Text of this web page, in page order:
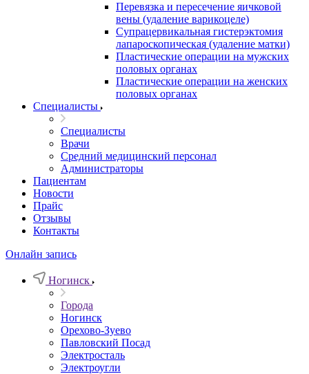
Перевязка и пересечение яичковой
вены (удаление варикоцеле)
Супрацервикальная гистерэктомия
лапароскопическая (удаление матки)
Пластические операции на мужских
половых органах
Пластические операции на женских
половых органах
Специалисты
Специалисты
Врачи
Средний медицинский персонал
Администраторы
Пациентам
Новости
Прайс
Отзывы
Контакты
Онлайн запись
Ногинск
Города
Ногинск
Орехово-Зуево
Павловский Посад
Электросталь
Электроугли